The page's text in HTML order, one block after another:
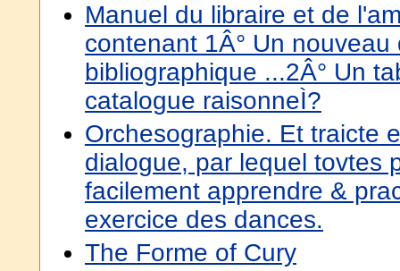
Manuel du libraire et de
contenant 1Â° Un nouveau
bibliographique ...2Â° Un
catalogue raisonneÌ?
Orchesographie. Et traicte
dialogue, par lequel tovtes
facilement apprendre &
exercice des dances.
The Forme of Cury